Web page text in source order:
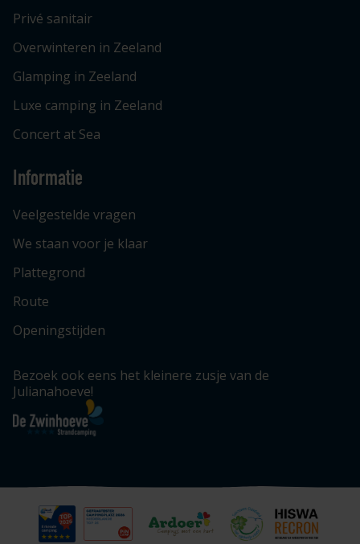
Privé sanitair
Overwinteren in Zeeland
Glamping in Zeeland
Luxe camping in Zeeland
Concert at Sea
Informatie
Veelgestelde vragen
We staan voor je klaar
Plattegrond
Route
Openingstijden
Bezoek ook eens het kleinere zusje van de
Julianahoeve!